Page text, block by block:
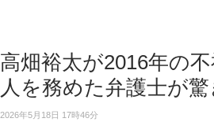
高畑裕太が2016年の
人を務めた弁護士が驚
2026年5月18日 17時46分